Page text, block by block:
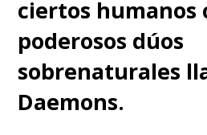
ciertos humanos
poderosos dúos
sobrenaturales
Daemons.